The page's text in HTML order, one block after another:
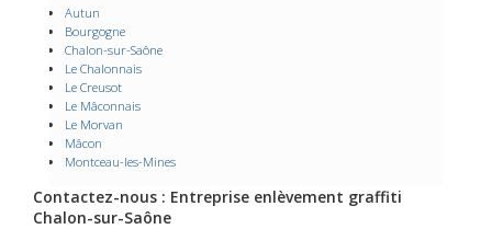
Autun
Bourgogne
Chalon-sur-Saône
Le Chalonnais
Le Creusot
Le Mâconnais
Le Morvan
Mâcon
Montceau-les-Mines
Contactez-nous : Entreprise enlèvement graffiti
Chalon-sur-Saône